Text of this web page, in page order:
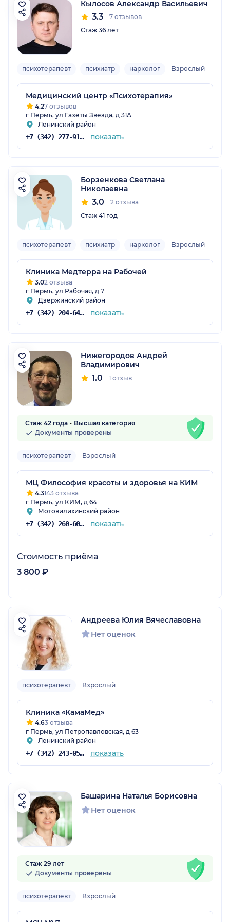
Кылосов Александр Васильевич
3.3
7 отзывов
Стаж 36 лет
психотерапевт психиатр нарколог Взрослый
Медицинский центр «Психотерапия»
4.27 отзывов
г Пермь, ул Газеты Звезда, д 31А
Ленинский район
+7 (342) 277-91-73 показать
Борзенкова Светлана
Николаевна
3.0
2 отзыва
Стаж 41 год
психотерапевт психиатр нарколог Взрослый
Клиника Медтерра на Рабочей
3.02 отзыва
г Пермь, ул Рабочая, д 7
Дзержинский район
+7 (342) 204-64-60 показать
Нижегородов Андрей
Владимирович
1.0 1 отзыв
Стаж 42 года
Высшая категория
Документы проверены
психотерапевт Взрослый
МЦ Философия красоты и здоровья на КИМ
4.3143 отзыва
г Пермь, ул КИМ, д 64
Мотовилихинский район
+7 (342) 260-60-60 показать
Стоимость приёма
3 800 ₽
Андреева Юлия Вячеславовна
Нет оценок
психотерапевт Взрослый
Клиника «КамаМед»
4.63 отзыва
г Пермь, ул Петропавловская, д 63
Ленинский район
+7 (342) 243-05-04 показать
Башарина Наталья Борисовна
Нет оценок
Стаж 29 лет
Документы проверены
психотерапевт Взрослый